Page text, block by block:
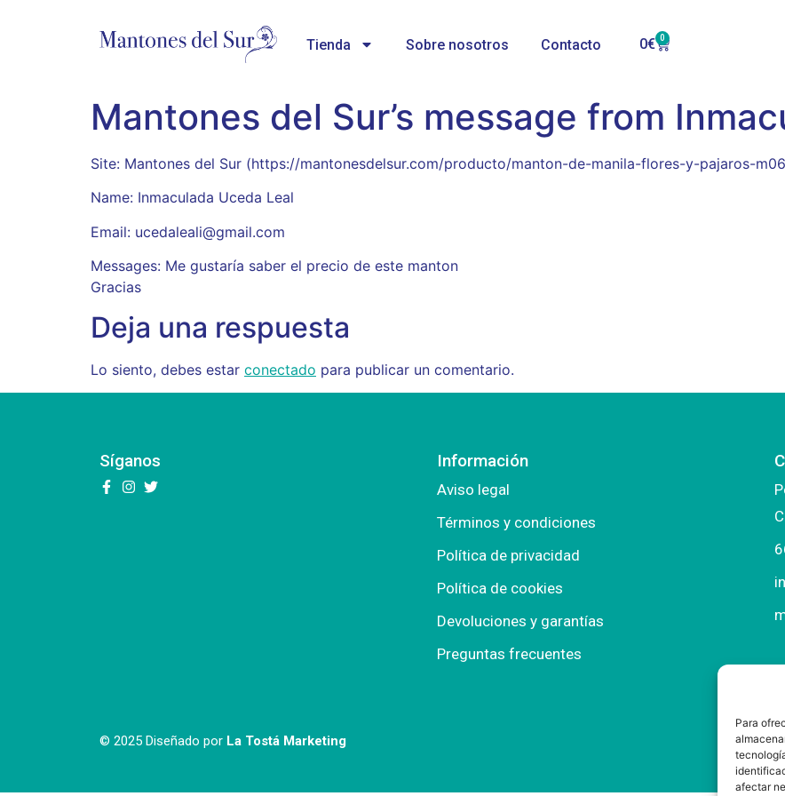
Para
afectar
Tienda Sobre nosotros Contacto 0€ 0
Mantones del Sur’s message from
Site: Mantones del Sur (https://mantonesdelsur.com/producto/manton-de-manila-flores-y-pajaros-
Name: Inmaculada Uceda Leal
Email: ucedaleali@gmail.com
Messages: Me gustaría saber el precio de este manton
Gracias
Deja una respuesta
Lo siento, debes estar conectado para publicar un comentario.
Síganos Información
Aviso legal
Términos y condiciones
Política de privacidad
Política de cookies
Devoluciones y garantías
Preguntas frecuentes
© 2025 Diseñado por La Tostá Marketing